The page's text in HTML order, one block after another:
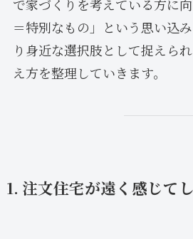
で家づくりを考えている方に
＝特別なもの」という思い込
り身近な選択肢として捉えら
え方を整理していきます。
1. 注文住宅が遠く感じて